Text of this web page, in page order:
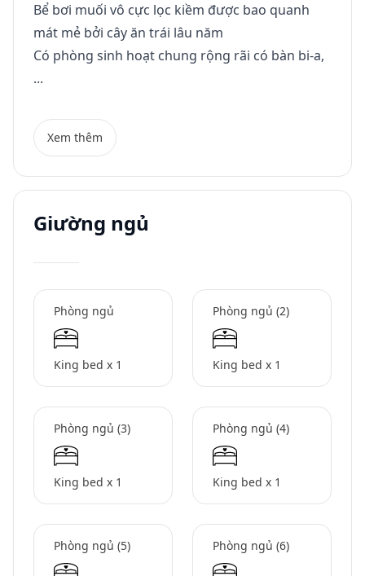
Bể bơi muối vô cực lọc kiềm được bao quanh
mát mẻ bởi cây ăn trái lâu năm
Có phòng sinh hoạt chung rộng rãi có bàn bi-a,
...
Xem thêm
Giường ngủ
Phòng ngủ
King bed x 1
Phòng ngủ (2)
King bed x 1
Phòng ngủ (3)
King bed x 1
Phòng ngủ (4)
King bed x 1
Phòng ngủ (5) Phòng ngủ (6)